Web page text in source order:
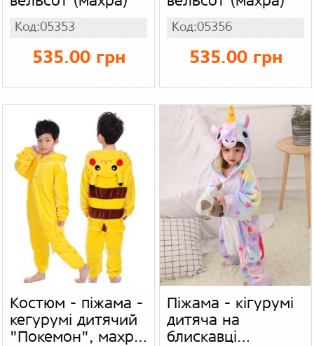
Код:05353
535.00 грн
Код:05356
535.00 грн
Костюм - піжама -
кегурумі дитячий
"Покемон", махра
Піжама - кігурумі
дитяча на
блискавці